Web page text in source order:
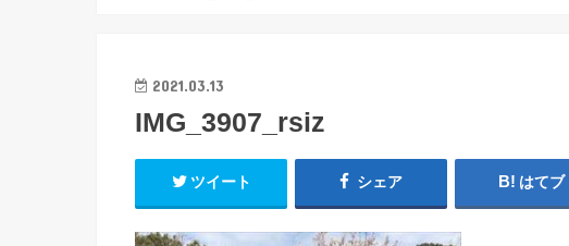
2021.03.13
IMG_3907_rsiz
ツイート シェア はてブ